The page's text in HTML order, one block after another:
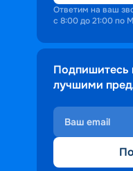
Ответим на ваш
с 8:00 до 21:00 по
Подпишитесь
лучшими